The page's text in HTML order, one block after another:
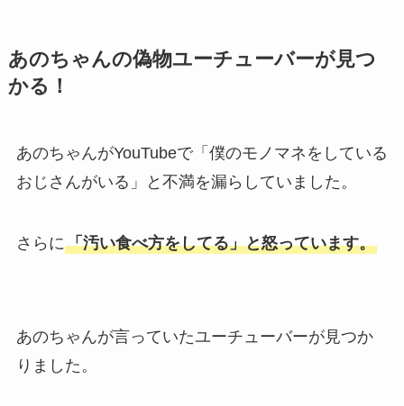
あのちゃんの偽物ユーチューバーが見つ
かる！
あのちゃんがYouTubeで「僕のモノマネをしている
おじさんがいる」と不満を漏らしていました。
さらに「汚い食べ方をしてる」と怒っています。
あのちゃんが言っていたユーチューバーが見つか
りました。